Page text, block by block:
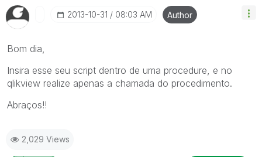
‎2013-10-31 08:03 AM Author
Bom dia,
Insira esse seu script dentro de uma procedure, e no
qlikview realize apenas a chamada do procedimento.
Abraços!!
2,029 Views